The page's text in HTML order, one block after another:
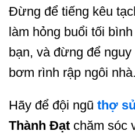
Đừng để tiếng kêu
làm hỏng buổi tối
bạn, và đừng để
bơm rình rập ngôi nhà.
Hãy để đội ngũ thợ
Thành Đạt chăm sóc